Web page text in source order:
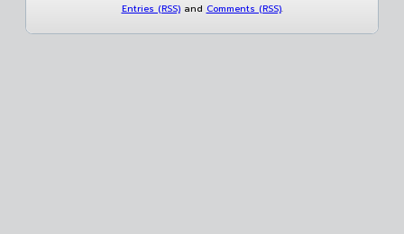
Entries (RSS)and Comments (RSS).